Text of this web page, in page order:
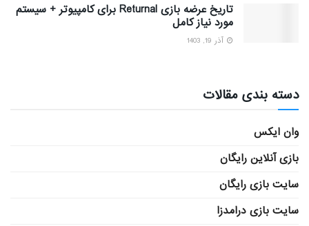
تاریخ عرضه بازی Returnal برای کامپیوتر + سیستم
مورد نیاز کامل
آذر 19, 1403
دسته بندی مقالات
وان ایکس
بازی آنلاین رایگان
سایت بازی رایگان
سایت بازی درامدزا